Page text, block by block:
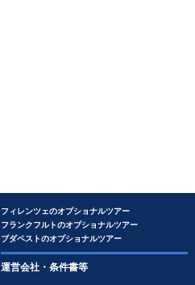
フィレンツェのオプショナルツアー
フランクフルトのオプショナルツアー
ブダペストのオプショナルツアー
運営会社・条件書等